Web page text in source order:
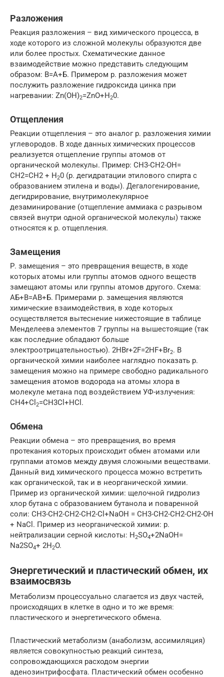
Разложения
Реакция разложения – вид химического процесса, в
ходе которого из сложной молекулы образуются две
или более простых. Схематические данное
взаимодействие можно представить следующим
образом: В=А+Б. Примером р. разложения может
послужить разложение гидроксида цинка при
нагревании: Zn(OH)2=ZnO+H20.
Отщепления
Реакции отщепления – это аналог р. разложения химии
углевородов. В ходе данных химических процессов
реализуется отщепление группы атомов от
органической молекулы. Пример: CH3-CH2-OH=
CH2=CH2 + H20 (р. дегидратации этилового спирта с
образованием этилена и воды). Дегалогенирование,
дегидрирование, внутримолекулярное
дезаминирование (отщепление аммиака с разрывом
связей внутри одной органической молекулы) также
относятся к р. отщепления.
Замещения
Р. замещения – это превращения веществ, в ходе
которых атомы или группы атомов одного веществ
замещают атомы или группы атомов другого. Схема:
АБ+В=АВ+Б. Примерами р. замещения являются
химические взаимодействия, в ходе которых
осуществляется вытеснение нижестоящие в таблице
Менделеева элементов 7 группы на вышестоящие (так
как последние обладают больше
электроотрицательностью). 2HBr+2F=2HF+Br2. В
органической химии наиболее наглядно показать р.
замещения можно на примере свободно радикального
замещения атомов водорода на атомы хлора в
молекуле метана под воздействием УФ-излучения:
CH4+Cl 2=CH3Cl+HCl.
Обмена
Реакции обмена – это превращения, во время
протекания которых происходит обмен атомами или
группами атомов между двумя сложными веществами.
Данный вид химического процесса можно встретить
как органической, так и в неорганической химии.
Пример из органической химии: щелочной гидролиз
хлор бутана с образованием бутанола и поваренной
соли: CH3-CH2-CH2-CH2-Cl+NaOH = CH3-CH2-CH2-CH2-OH
+ NaCl. Пример из неорганической химии: р.
нейтрализации серной кислоты: H2SO4+2NaOH=
Na2SO4+ 2H2O.
Энергетический и пластический обмен, их
взаимосвязь
Метаболизм процессуально слагается из двух частей,
происходящих в клетке в одно и то же время:
пластического и энергетического обмена.
Пластический метаболизм (анаболизм, ассимиляция)
является совокупностью реакций синтеза,
сопровождающихся расходом энергии
аденозинтрифосфата. Пластический обмен особенно